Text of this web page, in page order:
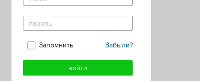
Забыли?
Запомнить